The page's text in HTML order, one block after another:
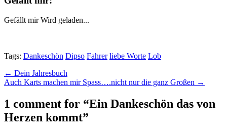
Gefällt mir Wird geladen...
Tags: Dankeschön Dipso Fahrer liebe Worte Lob
Post
navigation
← Dein Jahresbuch
Auch Karts machen mir Spass….nicht nur die ganz Großen →
1 comment for “Ein Dankeschön das von
Herzen kommt”